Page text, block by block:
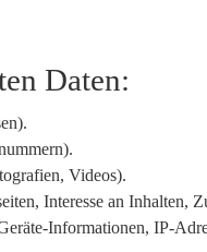
Daten:
Videos).
Interesse an Inhalten,
Informationen, IP-